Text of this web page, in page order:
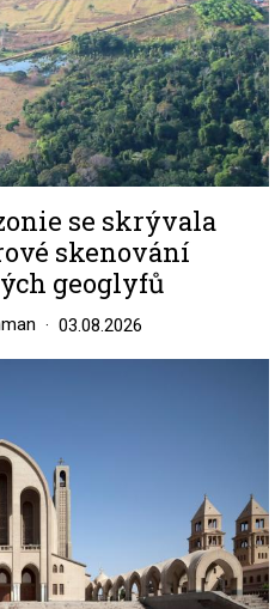
se skrývala
skenování
geoglyfů
03.08.2026